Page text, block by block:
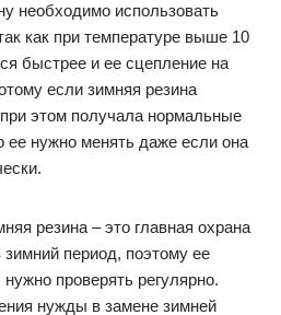
необходимо использовать
как при температуре выше 10
быстрее и ее сцепление на
если зимняя резина
этом получала нормальные
ее нужно менять даже если она
резина – это главная охрана
зимний период, поэтому ее
проверять регулярно.
нужды в замене зимней